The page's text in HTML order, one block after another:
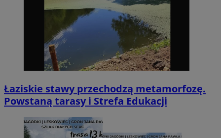
Łaziskie stawy przechodzą metamorfozę.
Powstaną tarasy i Strefa Edukacji